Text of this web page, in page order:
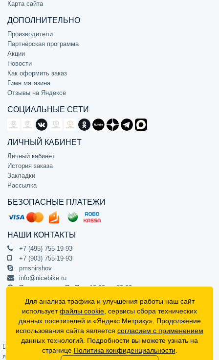
Карта сайта
ДОПОЛНИТЕЛЬНО
Производители
Партнёрская программа
Акции
Новости
Как оформить заказ
Гимн магазина
Отзывы на Яндексе
СОЦИАЛЬНЫЕ СЕТИ
ЛИЧНЫЙ КАБИНЕТ
Личный кабинет
История заказа
Закладки
Рассылка
БЕЗОПАСНЫЕ ПЛАТЕЖИ
НАШИ КОНТАКТЫ
+7 (495) 755-19-93
+7 (903) 755-19-93
pmshirshov
info@nicebike.ru
Прием звонков Пн-Пт с 10:00 до 20:00
ПВЗ Пн-Пт с 10:00 до 20:00
г. Москва, ул. Барклая 13с1
подъезд 1, цокольный этаж, офис 1
Официальный интернет-магазин NiceBike © 2012 - 2026
Вся информация на сайте носит ознакомительный характер, не
является публичной офертой (определяемой положениями Статьи 437
Для анализа трафика и улучшения работы наш сайт
используетфайлы cookie , сервисы сбора технических
данных посетителей и «Яндекс.Метрику». Продолжение
использования сайта является согласием с применением
данных технологий. Подробности вы можете узнать на
странице Политика конфиденциальности